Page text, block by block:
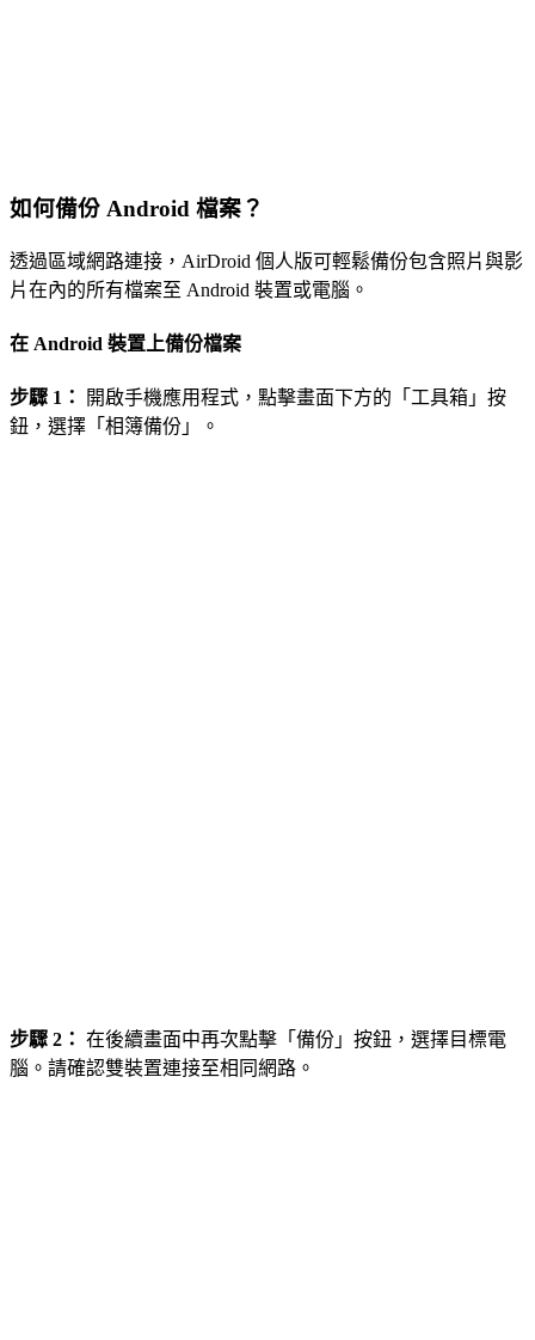
如何備份 Android 檔案？
透過區域網路連接，AirDroid 個人版可輕鬆備份包含照片與影
片在內的所有檔案至 Android 裝置或電腦。
在 Android 裝置上備份檔案
步驟 1：
開啟手機應用程式，點擊畫面下方的「工具箱」按
鈕，選擇「相簿備份」。
步驟 2： 在後續畫面中再次點擊「備份」按鈕，選擇目標電
腦。請確認雙裝置連接至相同網路。